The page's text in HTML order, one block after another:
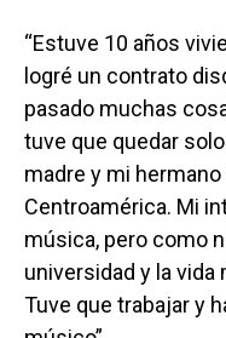
“Estuve 10 años
logré un contrato
pasado muchas
tuve que quedar
madre y mi
Centroamérica. Mi
música, pero como
universidad y la vida
Tuve que trabajar y